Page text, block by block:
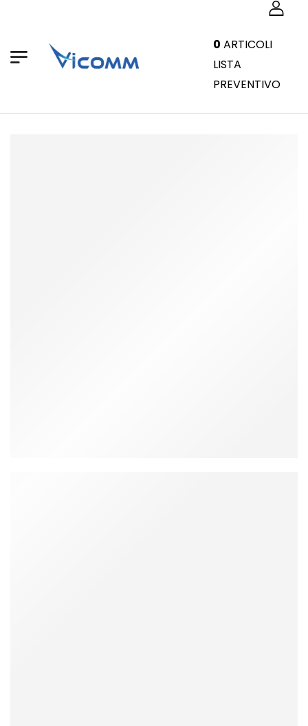
0 ARTICOLI
LISTA
PREVENTIVO